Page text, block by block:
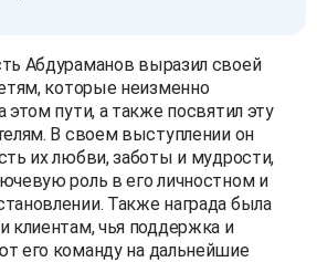
Абдураманов выразил своей
которые неизменно
этом пути, а также посвятил эту
В своем выступлении он
их любви, заботы и мудрости,
роль в его личностном и
Также награда была
клиентам, чья поддержка и
его команду на дальнейшие